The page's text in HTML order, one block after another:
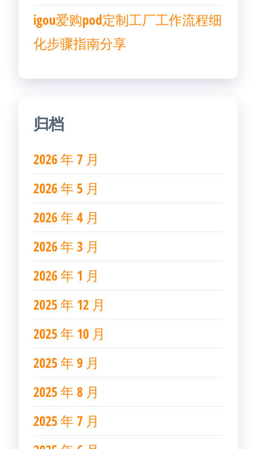
igou爱购pod定制工厂工作流程细
化步骤指南分享
归档
2026 年 7 月
2026 年 5 月
2026 年 4 月
2026 年 3 月
2026 年 1 月
2025 年 12 月
2025 年 10 月
2025 年 9 月
2025 年 8 月
2025 年 7 月